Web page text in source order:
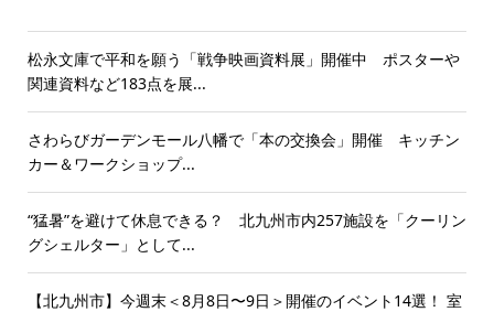
松永文庫で平和を願う「戦争映画資料展」開催中 ポスターや
関連資料など183点を展...
さわらびガーデンモール八幡で「本の交換会」開催 キッチン
カー＆ワークショップ...
“猛暑”を避けて休息できる？ 北九州市内257施設を「クーリン
グシェルター」として...
【北九州市】今週末＜8月8日〜9日＞開催のイベント14選！ 室